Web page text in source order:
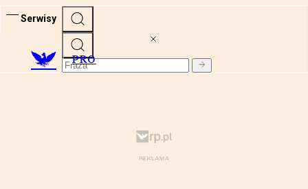
Serwisy
PRO